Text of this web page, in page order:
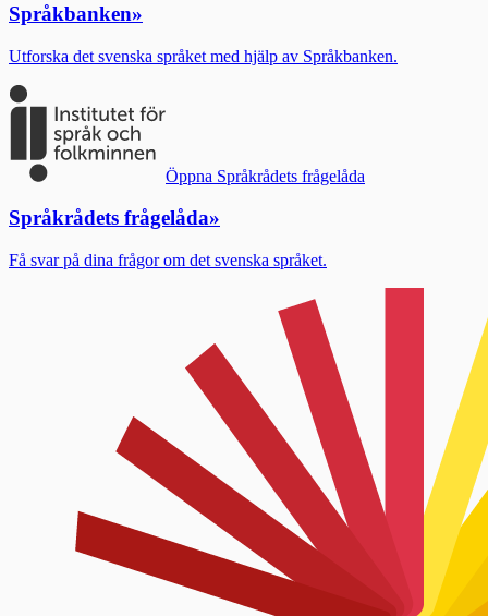
Språkbanken»
Utforska det svenska språket med hjälp av Språkbanken.
Öppna Språkrådets frågelåda
Språkrådets frågelåda»
Få svar på dina frågor om det svenska språket.